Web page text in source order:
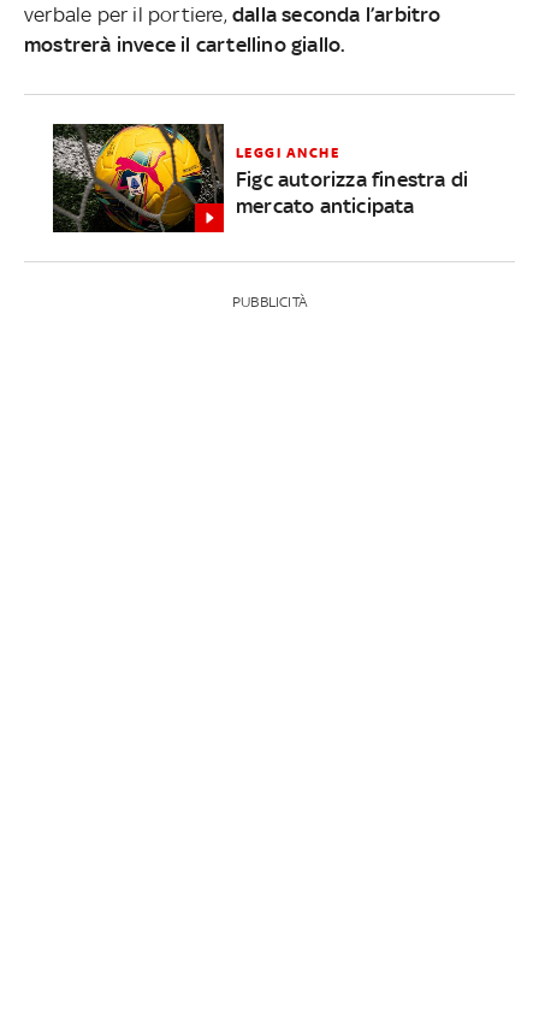
verbale per il portiere, dalla seconda l’arbitro
mostrerà invece il cartellino giallo.
LEGGI ANCHE
Figc autorizza finestra di
mercato anticipata
PUBBLICITÀ